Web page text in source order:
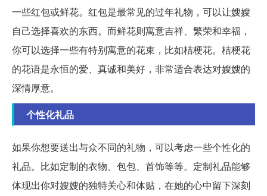
一些红包或鲜花。红包是最常见的过年礼物，可以让嫂嫂
自己选择喜欢的东西。而鲜花则寓意吉祥、繁荣和幸福，
你可以选择一些有特别寓意的花束，比如桔梗花。桔梗花
的花语是永恒的爱、真诚和美好，非常适合表达对嫂嫂的
深情厚意。
个性化礼品
如果你想要送出与众不同的礼物，可以考虑一些个性化的
礼品。比如定制的衣物、包包、首饰等等。定制礼品能够
体现出你对嫂嫂的独特关心和体贴，在她的心中留下深刻